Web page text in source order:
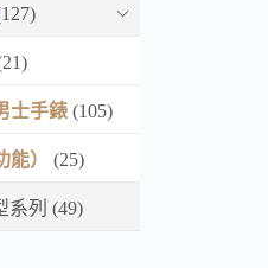
士手錶 (105)
） (25)
系列 (49)